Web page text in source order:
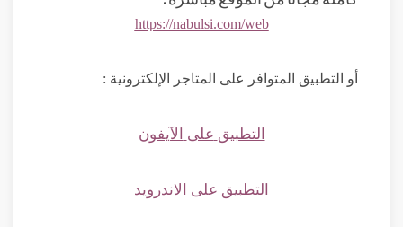
https://nabulsi.com/web
أو التطبيق المتوافر على المتاجر الإلكترونية :
التطبيق على الآيفون
التطبيق على الاندرويد